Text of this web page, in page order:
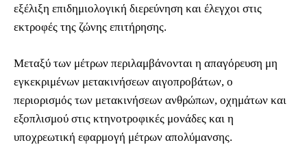
εξέλιξη επιδημιολογική διερεύνηση και έλεγχοι στις
εκτροφές της ζώνης επιτήρησης.
Μεταξύ των μέτρων περιλαμβάνονται η απαγόρευση μη
εγκεκριμένων μετακινήσεων αιγοπροβάτων, ο
περιορισμός των μετακινήσεων ανθρώπων, οχημάτων και
εξοπλισμού στις κτηνοτροφικές μονάδες και η
υποχρεωτική εφαρμογή μέτρων απολύμανσης.